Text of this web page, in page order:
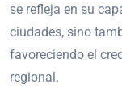
se refleja en su
ciudades, sino
favoreciendo el
regional.